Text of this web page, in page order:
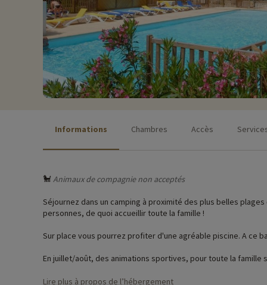
Informations Chambres Accès
🐩 Animaux de compagnie non acceptés
Séjournez dans un camping à proximité des plus belles
personnes, de quoi accueillir toute la famille !
Sur place vous pourrez profiter d'une agréable piscine. A ce
En juillet/août, des animations sportives, pour toute la famille
Lire plus à propos de l’hébergement